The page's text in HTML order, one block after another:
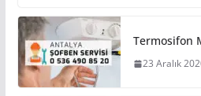
Termosifon
23 Aralık